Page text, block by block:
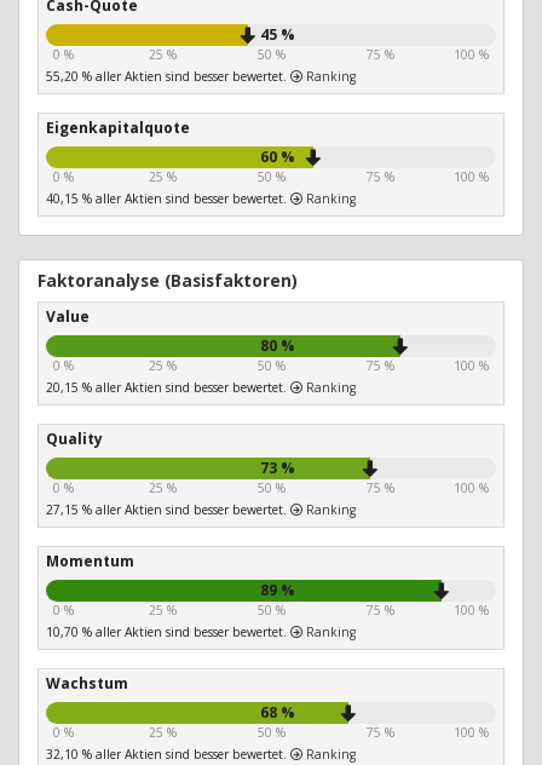
Cash-Quote
45 %
0 % 25 % 50 % 75 %
100 %
55,20 % aller Aktien sind besser bewertet.
Ranking
Eigenkapitalquote
60 %
0 % 25 % 50 % 75 %
100 %
40,15 % aller Aktien sind besser bewertet.
Ranking
Faktoranalyse (Basisfaktoren)
Value
80 %
0 % 25 % 50 % 75 %
100 %
20,15 % aller Aktien sind besser bewertet.
Ranking
Quality
73 %
0 % 25 % 50 % 75 %
100 %
27,15 % aller Aktien sind besser bewertet.
Ranking
Momentum
89 %
0 % 25 % 50 % 75 %
100 %
10,70 % aller Aktien sind besser bewertet.
Ranking
Wachstum
68 %
0 % 25 % 50 % 75 %
100 %
32,10 % aller Aktien sind besser bewertet.
Ranking